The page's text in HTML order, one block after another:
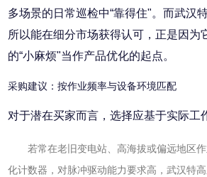
多场景的日常巡检中“靠得住"。而武汉
所以能在细分市场获得认可，正是因为
的“小麻烦"当作产品优化的起点。
采购建议：按作业频率与设备环境匹配
对于潜在买家而言，选择应基于实际工
若常在老旧变电站、高海拔或偏远地区
化计数器，对脉冲驱动能力要求高，武汉特